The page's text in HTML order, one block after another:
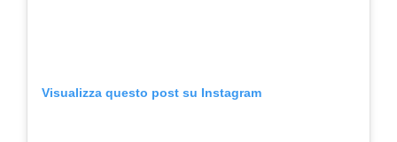
Visualizza questo post su Instagram